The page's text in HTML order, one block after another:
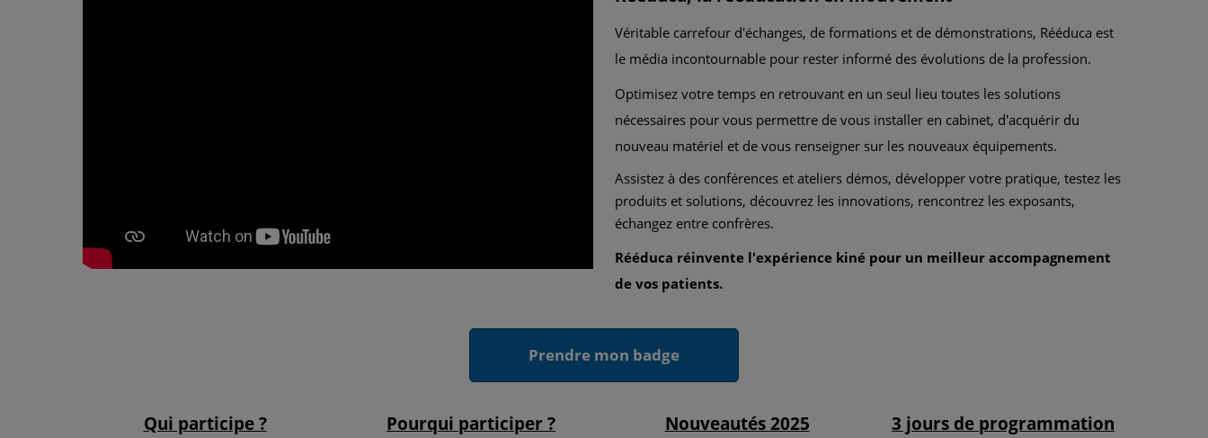
Véritable carrefour d'échanges, de formations et de démonstrations, Rééduca est
le média incontournable pour rester informé des évolutions de la profession.
Optimisez votre temps en retrouvant en un seul lieu toutes les solutions
nécessaires pour vous permettre de vous installer en cabinet, d'acquérir du
nouveau matériel et de vous renseigner sur les nouveaux équipements.
Assistez à des conférences et ateliers démos, développer votre pratique, testez les
produits et solutions, découvrez les innovations, rencontrez les exposants,
échangez entre confrères.
Rééduca réinvente l'expérience kiné pour un meilleur accompagnement
de vos patients.
Prendre mon badge
Qui participe ? Pourqui participer ? Nouveautés 2025 3 jours de programmation